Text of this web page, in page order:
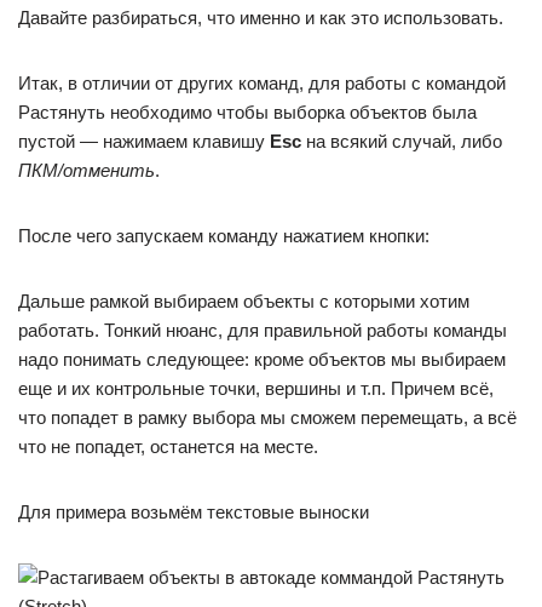
Давайте разбираться, что именно и как это использовать.
Итак, в отличии от других команд, для работы с командой
Растянуть необходимо чтобы выборка объектов была
пустой — нажимаем клавишу Esc на всякий случай, либо
ПКМ/отменить.
После чего запускаем команду нажатием кнопки:
Дальше рамкой выбираем объекты с которыми хотим
работать. Тонкий нюанс, для правильной работы команды
надо понимать следующее: кроме объектов мы выбираем
еще и их контрольные точки, вершины и т.п. Причем всё,
что попадет в рамку выбора мы сможем перемещать, а всё
что не попадет, останется на месте.
Для примера возьмём текстовые выноски